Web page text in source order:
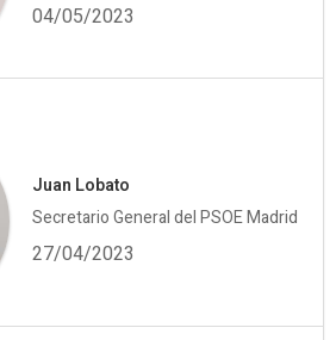
04/05/2023
Juan Lobato
Secretario General del PSOE Madrid
27/04/2023